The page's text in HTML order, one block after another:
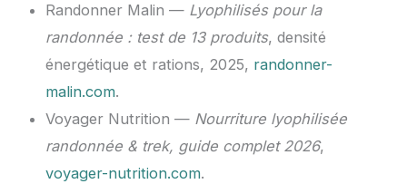
Randonner Malin — Lyophilisés pour la
randonnée : test de 13 produits, densité
énergétique et rations, 2025, randonner-
malin.com.
Voyager Nutrition — Nourriture lyophilisée
randonnée & trek, guide complet 2026,
voyager-nutrition.com.